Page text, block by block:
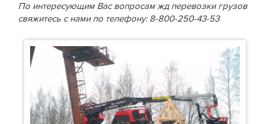
По интересующим Вас вопросам жд перевозки грузов
свяжитесь с нами по телефону: 8-800-250-43-53